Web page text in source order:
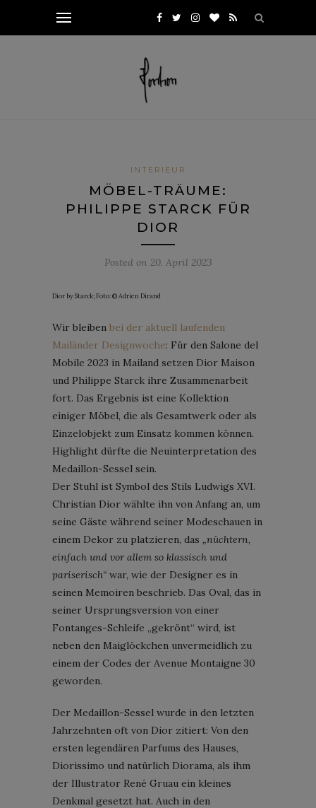
INTERIEUR
MÖBEL-TRÄUME:
PHILIPPE STARCK FÜR
DIOR
Posted on 20. April 2023
Dior by Starck; Foto: © Adrien Dirand
Wir bleiben bei der aktuell laufenden
Mailänder Designwoche: Für den Salone del
Mobile 2023 in Mailand setzen Dior Maison
und Philippe Starck ihre Zusammenarbeit
fort. Das Ergebnis ist eine Kollektion
einiger Möbel, die als Gesamtwerk oder als
Einzelobjekt zum Einsatz kommen können.
Highlight dürfte die Neuinterpretation des
Medaillon-Sessel sein.
Der Stuhl ist Symbol des Stils Ludwigs XVI.
Christian Dior wählte ihn von Anfang an, um
seine Gäste während seiner Modeschauen in
einem Dekor zu platzieren, das „nüchtern,
einfach und vor allem so klassisch und
pariserisch“ war, wie der Designer es in
seinen Memoiren beschrieb. Das Oval, das in
seiner Ursprungsversion von einer
Fontanges-Schleife „gekrönt“ wird, ist
neben den Maiglöckchen unvermeidlich zu
einem der Codes der Avenue Montaigne 30
geworden.
Der Medaillon-Sessel wurde in den letzten
Jahrzehnten oft von Dior zitiert: Von den
ersten legendären Parfums des Hauses,
Diorissimo und natürlich Diorama, als ihm
der Illustrator René Gruau ein kleines
Denkmal gesetzt hat. Auch in den